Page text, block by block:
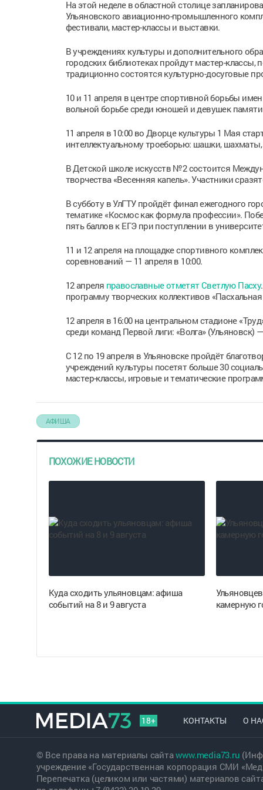
На этой неделе в областной столице
Ульяновского авиационно-промышленного
фестивали, мастер-классы и выставки.
В учреждениях культуры и дополнительного
городских библиотеках пройдут мастер-
традиционно состоятся культурно-досуговые
10 и 11 апреля в центре спортивной борьбы
вольной борьбе среди юношей и девушек
11 апреля в 10:00 во Дворце культуры 1 Мая
интеллектуальному троеборью: шашки,
В Детской школе искусств №2 состоится
творчества «Весенняя капель». Участники
В субботу в УлГТУ пройдёт финал ежегодного
тематике «Космос как формула профессии».
пять баллов к ЕГЭ при поступлении в
11 и 12 апреля на площадке спортивного
соревнований — 11 апреля в 10:00.
12 апреля православные отметят Светлую Пасху
программу творческих коллективов
12 апреля в 16:00 на центральном стадионе
среди команд Первой лиги: «Волга» (Ульяновск)
С 12 по 19 апреля в Ульяновске пройдёт
учреждений культуры посетят больше 30
мастер-классы, игровые и тематические
АФИША
ПОХОЖИЕ НОВОСТИ
Куда сходить ульяновцам: афиша
событий на 8 и 9 августа
камерную
18+ КОНТАКТЫ О
© Все права на материалы сайтаwww.media73.ru
учреждение «Государственная корпорация СМИ
Перепечатка (целиком или частями) материалов